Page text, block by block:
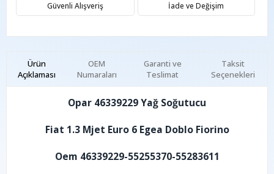
Güvenli Alışveriş İade ve Değişim
Ürün
Açıklaması
Garanti ve
Teslimat
Taksit
Seçenekleri
OEM
Numaraları
Opar 46339229 Yağ Soğutucu
Fiat 1.3 Mjet Euro 6 Egea Doblo Fiorino
Oem 46339229-55255370-55283611